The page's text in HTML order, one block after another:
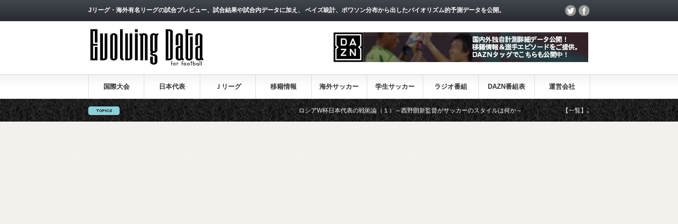
Jリーグ・海外有名リーグの試合プレビュー、試合結果や試合内データに加え、 ベイズ統計、ポワソン分布から出したバイオリズム的予測データを公開。
国際大会 日本代表 Ｊリーグ 移籍情報 海外サッカー 学生サッカー ラジオ番組 DAZN番組表 運営会社
ロシアW杯日本代表の戦術論（１）～西野朗新監督がサッカーのスタイルは何か～ 【一覧】J1・J2・J3リーグ「退団・戦力外選手＆新加